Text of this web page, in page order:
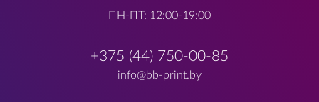
ПН-ПТ: 12:00-19:00
+375 (44) 750-00-85
info@bb-print.by